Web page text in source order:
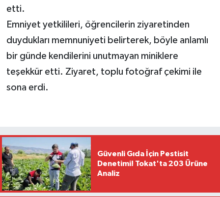
etti.
Emniyet yetkilileri, öğrencilerin ziyaretinden
duydukları memnuniyeti belirterek, böyle anlamlı
bir günde kendilerini unutmayan miniklere
teşekkür etti. Ziyaret, toplu fotoğraf çekimi ile
sona erdi.
Güvenli Gıda İçin Pestisit
Denetimi! Tokat'ta 203 Ürüne
Analiz